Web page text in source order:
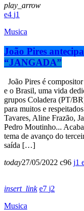
play_arrow
4 1
Musica
João Pires
“JANGADA”
João Pires é
e o Brasil, uma vida
grupos Coladera (PT/
para muitos e
Tavares, Aline Frazão,
Pedro Moutinho...
tema de avanço do
saída […]
today27/05/2022 96 1
insert_link 7 2
Musica